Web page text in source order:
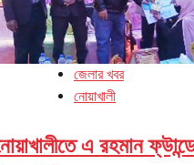
জেলার খবর
নোয়াখালী
এ রহমান